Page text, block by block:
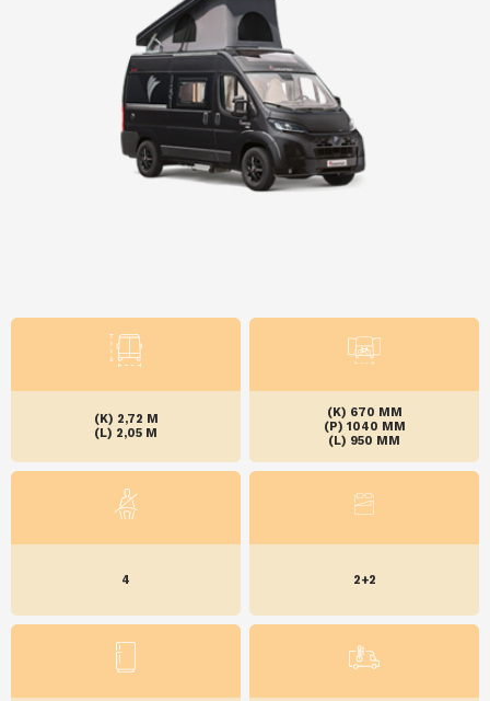
(K) 2,72 M
(L) 2,05 M
(K) 670 MM
(P) 1040 MM
(L) 950 MM
4 2+2